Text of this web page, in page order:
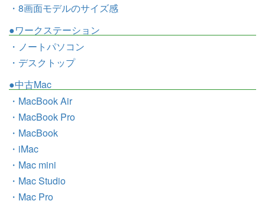
・8画面モデルのサイズ感
●ワークステーション
・ノートパソコン
・デスクトップ
●中古Mac
・MacBook Air
・MacBook Pro
・MacBook
・iMac
・Mac mini
・Mac Studio
・Mac Pro